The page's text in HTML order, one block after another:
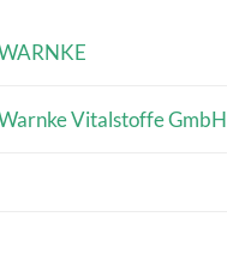
Vitalstoffe GmbH